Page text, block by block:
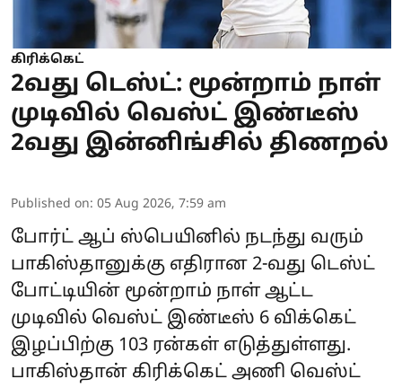
கிரிக்கெட்
2வது டெஸ்ட்: மூன்றாம் நாள்
முடிவில் வெஸ்ட் இண்டீஸ்
2வது இன்னிங்சில் திணறல்
Published on: 05 Aug 2026, 7:59 am
போர்ட் ஆப் ஸ்பெயினில் நடந்து வரும்
பாகிஸ்தானுக்கு எதிரான 2-வது டெஸ்ட்
போட்டியின் மூன்றாம் நாள் ஆட்ட
முடிவில் வெஸ்ட் இண்டீஸ் 6 விக்கெட்
இழப்பிற்கு 103 ரன்கள் எடுத்துள்ளது.
பாகிஸ்தான் கிரிக்கெட் அணி வெஸ்ட்